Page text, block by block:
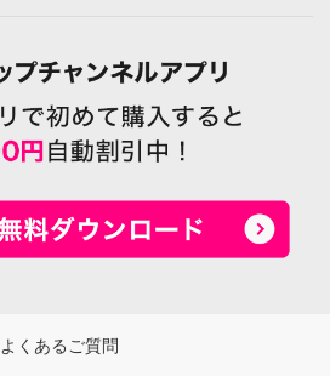
よくあるご質問